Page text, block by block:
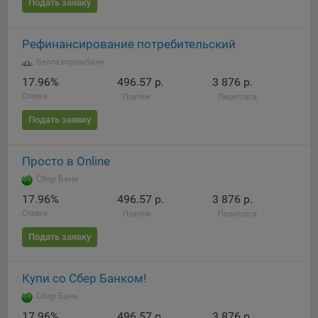
Яндекса рекламная сеть (Yandex Mobile Ads, ADFOX) -
Europe AG, Werftestrasse 4, CH-6005 Luzern, Switzerland.
Google Ads - сервис показа контекстной рекламы,
предоставляемый компанией Google Ireland Ltd, Gordon
House Barrow Street Dublin 4, D04E5W5 Ireland.
Сохранить по умолчанию
Подать заявку
Рефинансирование потребительский
Белгазпромбанк
17.96%
Ставка
496.57 р.
Платёж
3 876 р.
Переплата
Подать заявку
Просто в Online
Сбер Банк
17.96%
Ставка
496.57 р.
Платёж
3 876 р.
Переплата
Подать заявку
Купи со Сбер Банком!
Сбер Банк